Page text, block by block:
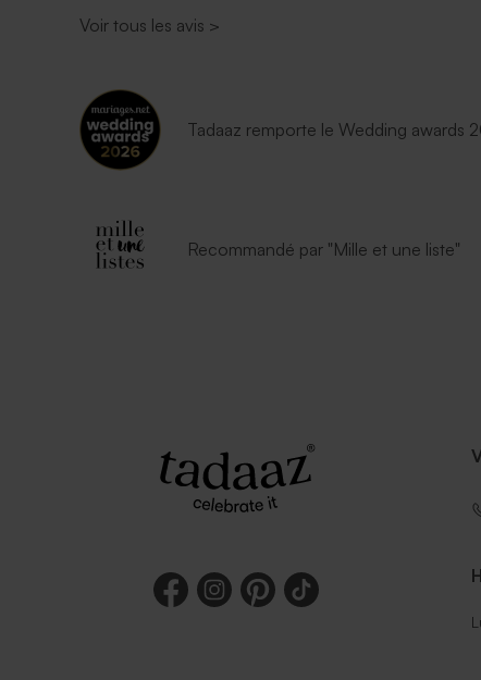
Voir tous les avis >
Tadaaz remporte le Wedding awards
Recommandé par "Mille et une liste"